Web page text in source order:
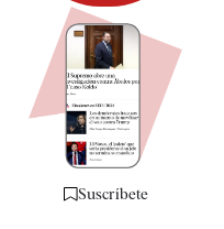
Suscríbete